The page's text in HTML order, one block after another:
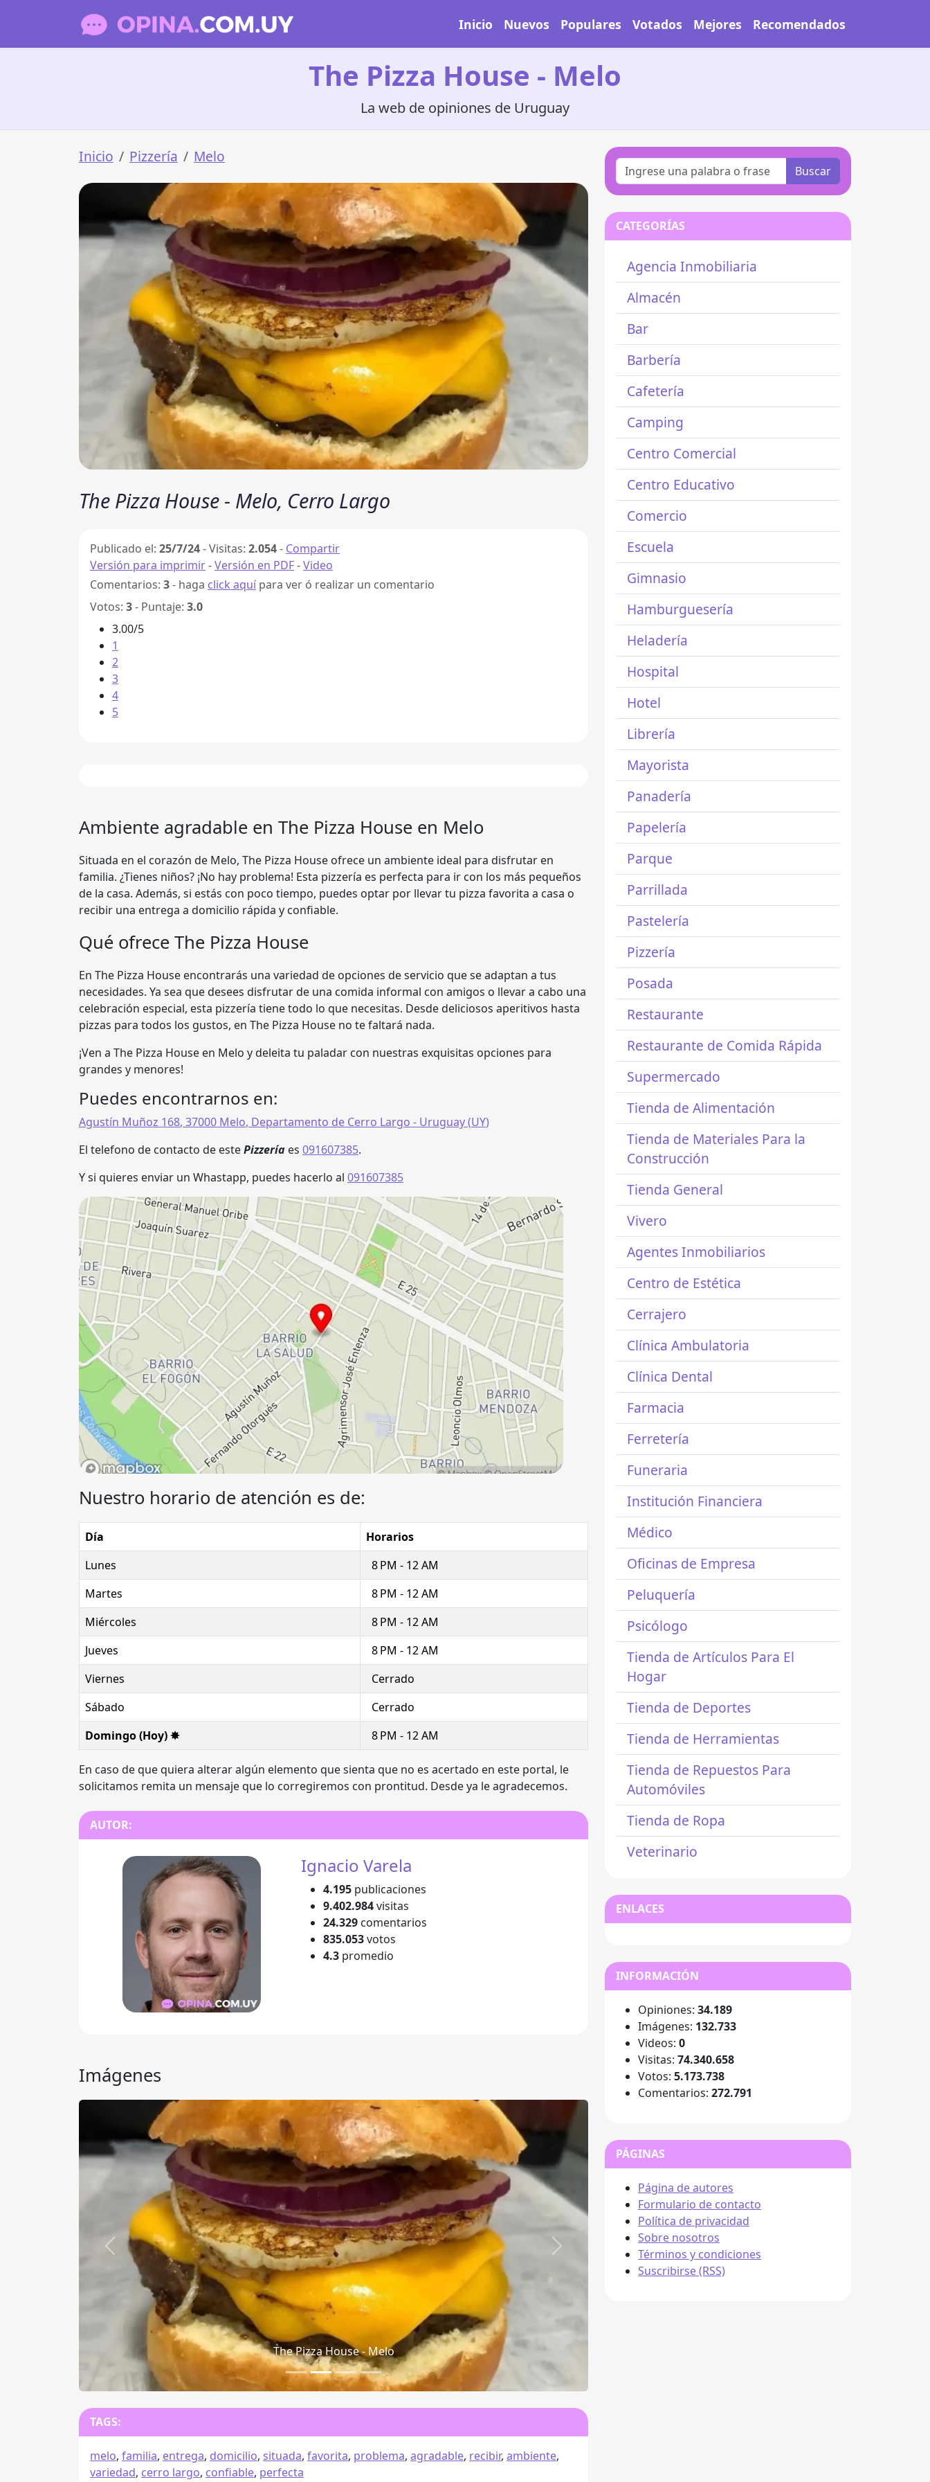
Inicio Nuevos Populares Votados Mejores Recomendados
The Pizza House - Melo
La web de opiniones de Uruguay
Inicio Pizzería Melo
The Pizza House - Melo, Cerro Largo
Publicado el: 25/7/24-Visitas: 2.054- Compartir
Versión para imprimir-Versión en PDF-Video
Comentarios: 3- haga click aquí para ver ó realizar un comentario
Votos: 3- Puntaje: 3.0
3.00/5
1
2
3
4
5
Ambiente agradable en The Pizza House en Melo
Situada en el corazón de Melo, The Pizza House ofrece un ambiente ideal para disfrutar en
familia. ¿Tienes niños? ¡No hay problema! Esta pizzería es perfecta para ir con los más pequeños
de la casa. Además, si estás con poco tiempo, puedes optar por llevar tu pizza favorita a casa o
recibir una entrega a domicilio rápida y confiable.
Qué ofrece The Pizza House
En The Pizza House encontrarás una variedad de opciones de servicio que se adaptan a tus
necesidades. Ya sea que desees disfrutar de una comida informal con amigos o llevar a cabo una
celebración especial, esta pizzería tiene todo lo que necesitas. Desde deliciosos aperitivos hasta
pizzas para todos los gustos, en The Pizza House no te faltará nada.
¡Ven a The Pizza House en Melo y deleita tu paladar con nuestras exquisitas opciones para
grandes y menores!
Puedes encontrarnos en:
Agustín Muñoz 168, 37000 Melo, Departamento de Cerro Largo - Uruguay (UY)
El telefono de contacto de estePizzería es 091607385.
Y si quieres enviar un Whastapp, puedes hacerlo al 091607385
Nuestro horario de atención es de:
Día
Horarios
Lunes
8 PM - 12 AM
Martes
8 PM - 12 AM
Miércoles
8 PM - 12 AM
Jueves
8 PM - 12 AM
Viernes
Cerrado
Sábado
Cerrado
Domingo (Hoy) ✸
8 PM - 12 AM
En caso de que quiera alterar algún elemento que sienta que no es acertado en este portal, le
solicitamos remita un mensaje que lo corregiremos con prontitud. Desde ya le agradecemos.
AUTOR:
Ignacio Varela
4.195 publicaciones
9.402.984visitas
24.329 comentarios
835.053votos
4.3 promedio
Imágenes
The Pizza House - Mapa
Anterior Siguiente
TAGS:
melo, familia, entrega, domicilio, situada, favorita, problema, agradable, recibir, ambiente,
variedad, cerro largo, confiable, perfecta
Buscar
CATEGORÍAS
Agencia Inmobiliaria
Almacén
Bar
Barbería
Cafetería
Camping
Centro Comercial
Centro Educativo
Comercio
Escuela
Gimnasio
Hamburguesería
Heladería
Hospital
Hotel
Librería
Mayorista
Panadería
Papelería
Parque
Parrillada
Pastelería
Pizzería
Posada
Restaurante
Restaurante de Comida Rápida
Supermercado
Tienda de Alimentación
Tienda de Materiales Para la
Construcción
Tienda General
Vivero
Agentes Inmobiliarios
Centro de Estética
Cerrajero
Clínica Ambulatoria
Clínica Dental
Farmacia
Ferretería
Funeraria
Institución Financiera
Médico
Oficinas de Empresa
Peluquería
Psicólogo
Tienda de Artículos Para El
Hogar
Tienda de Deportes
Tienda de Herramientas
Tienda de Repuestos Para
Automóviles
Tienda de Ropa
Veterinario
ENLACES
INFORMACIÓN
Opiniones: 34.189
Imágenes: 132.733
Videos: 0
Visitas: 74.340.658
Votos: 5.173.738
Comentarios: 272.791
PÁGINAS
Página de autores
Formulario de contacto
Política de privacidad
Sobre nosotros
Términos y condiciones
Suscribirse (RSS)